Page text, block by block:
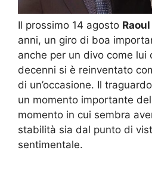
Il prossimo 14 agosto
anni, un giro di boa
anche per un divo come lui
decenni si è reinventato
di un’occasione. Il
un momento importante
momento in cui sembra
stabilità sia dal punto di
sentimentale.